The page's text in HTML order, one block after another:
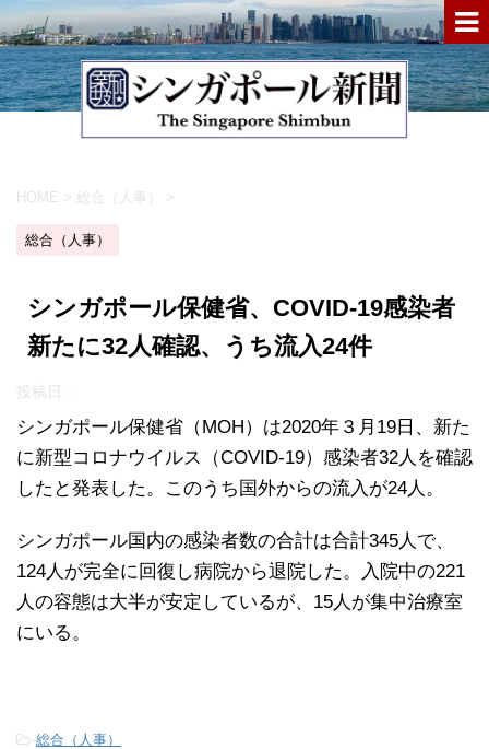
HOME > 総合（人事） >
総合（人事）
シンガポール保健省、COVID-19感染者
新たに32人確認、うち流入24件
投稿日：
シンガポール保健省（MOH）は2020年３月19日、新た
に新型コロナウイルス（COVID-19）感染者32人を確認
したと発表した。このうち国外からの流入が24人。
シンガポール国内の感染者数の合計は合計345人で、
124人が完全に回復し病院から退院した。入院中の221
人の容態は大半が安定しているが、15人が集中治療室
にいる。
-総合（人事）